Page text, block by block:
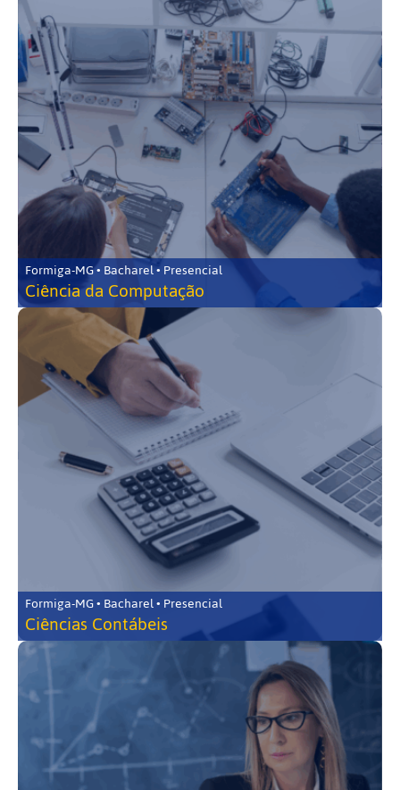
Formiga-MG • Bacharel • Presencial
Ciência da Computação
Formiga-MG • Bacharel • Presencial
Ciências Contábeis